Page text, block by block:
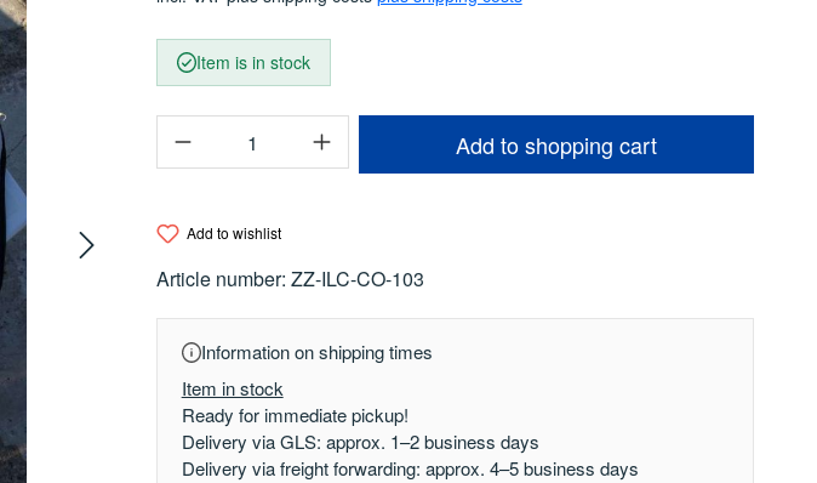
Item is in stock
Product Quantity: Enter the desired amount or
Add to shopping cart
Add to wishlist
Article number: ZZ-ILC-CO-103
Information on shipping times
Item in stock
Ready for immediate pickup!
Delivery via GLS: approx. 1–2 business days
Delivery via freight forwarding: approx. 4–5 business days